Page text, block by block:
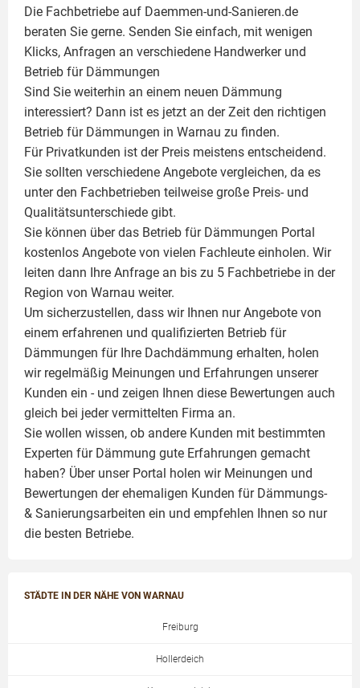
Die Fachbetriebe auf Daemmen-und-Sanieren.de
beraten Sie gerne. Senden Sie einfach, mit wenigen
Klicks, Anfragen an verschiedene Handwerker und
Betrieb für Dämmungen
Sind Sie weiterhin an einem neuen Dämmung
interessiert? Dann ist es jetzt an der Zeit den richtigen
Betrieb für Dämmungen in Warnau zu finden.
Für Privatkunden ist der Preis meistens entscheidend.
Sie sollten verschiedene Angebote vergleichen, da es
unter den Fachbetrieben teilweise große Preis- und
Qualitätsunterschiede gibt.
Sie können über das Betrieb für Dämmungen Portal
kostenlos Angebote von vielen Fachleute einholen. Wir
leiten dann Ihre Anfrage an bis zu 5 Fachbetriebe in der
Region von Warnau weiter.
Um sicherzustellen, dass wir Ihnen nur Angebote von
einem erfahrenen und qualifizierten Betrieb für
Dämmungen für Ihre Dachdämmung erhalten, holen
wir regelmäßig Meinungen und Erfahrungen unserer
Kunden ein - und zeigen Ihnen diese Bewertungen auch
gleich bei jeder vermittelten Firma an.
Sie wollen wissen, ob andere Kunden mit bestimmten
Experten für Dämmung gute Erfahrungen gemacht
haben? Über unser Portal holen wir Meinungen und
Bewertungen der ehemaligen Kunden für Dämmungs-
& Sanierungsarbeiten ein und empfehlen Ihnen so nur
die besten Betriebe.
STÄDTE IN DER NÄHE VON WARNAU
Freiburg
Hollerdeich